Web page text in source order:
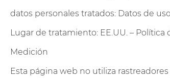
datos personales tratados: Datos de
Lugar de tratamiento: EE.UU. –
Medición
Esta página web no utiliza